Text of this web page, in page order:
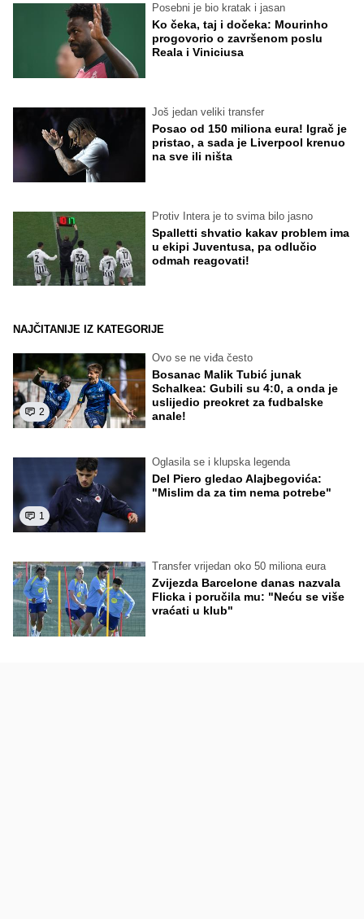
Posebni je bio kratak i jasan
Ko čeka, taj i dočeka: Mourinho
progovorio o završenom poslu
Reala i Viniciusa
Još jedan veliki transfer
Posao od 150 miliona eura! Igrač je
pristao, a sada je Liverpool krenuo
na sve ili ništa
Protiv Intera je to svima bilo jasno
Spalletti shvatio kakav problem ima
u ekipi Juventusa, pa odlučio
odmah reagovati!
NAJČITANIJE IZ KATEGORIJE
2
Ovo se ne viđa često
Bosanac Malik Tubić junak
Schalkea: Gubili su 4:0, a onda je
uslijedio preokret za fudbalske
anale!
1
Oglasila se i klupska legenda
Del Piero gledao Alajbegovića:
"Mislim da za tim nema potrebe"
Transfer vrijedan oko 50 miliona eura
Zvijezda Barcelone danas nazvala
Flicka i poručila mu: "Neću se više
vraćati u klub"